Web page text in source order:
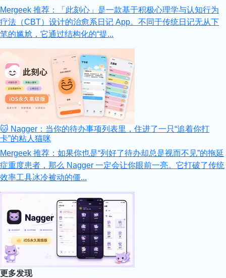
Mergeek 推荐：「此刻心」是一款基于积极心理学与认知行为
疗法（CBT）设计的治愈系日记 App。不同于传统日记无从下
笔的尴尬，它通过结构化的“提...
🐱 Nagger：当你的待办事项列表里，住进了一只“追着你打
卡”的粘人猫咪
Mergeek 推荐：如果你也是“列好了待办却总是视而不见”的拖延
症重度患者，那么 Nagger 一定会让你眼前一亮。它打破了传统
效率工具冰冷被动的僵...
更多发现